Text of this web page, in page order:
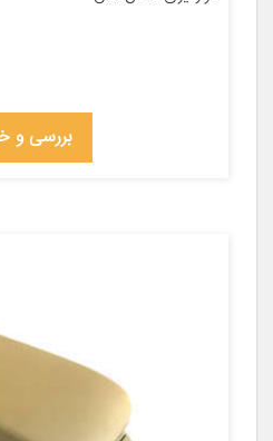
بررسی و